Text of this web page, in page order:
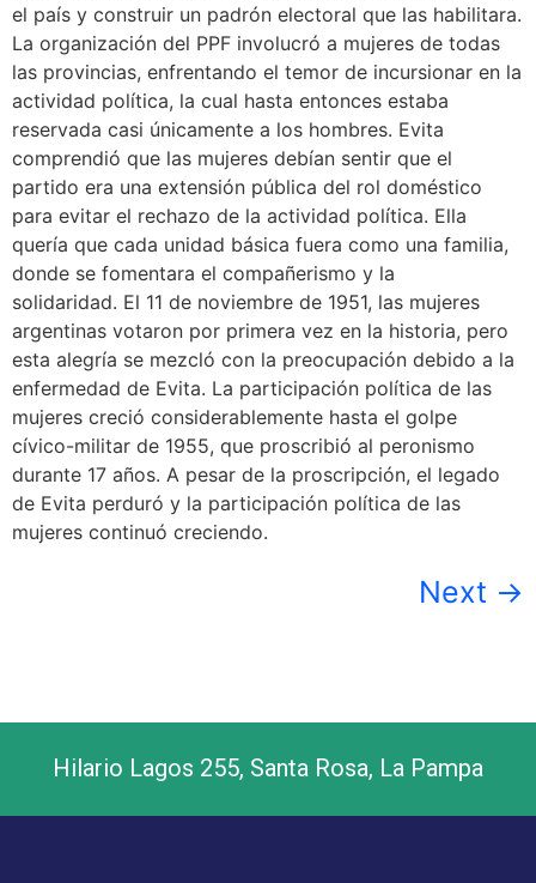
el país y construir un padrón electoral que las habilitara.
La organización del PPF involucró a mujeres de todas
las provincias, enfrentando el temor de incursionar en la
actividad política, la cual hasta entonces estaba
reservada casi únicamente a los hombres. Evita
comprendió que las mujeres debían sentir que el
partido era una extensión pública del rol doméstico
para evitar el rechazo de la actividad política. Ella
quería que cada unidad básica fuera como una familia,
donde se fomentara el compañerismo y la
solidaridad. El 11 de noviembre de 1951, las mujeres
argentinas votaron por primera vez en la historia, pero
esta alegría se mezcló con la preocupación debido a la
enfermedad de Evita. La participación política de las
mujeres creció considerablemente hasta el golpe
cívico-militar de 1955, que proscribió al peronismo
durante 17 años. A pesar de la proscripción, el legado
de Evita perduró y la participación política de las
mujeres continuó creciendo.
Next →
Hilario Lagos 255, Santa Rosa, La Pampa